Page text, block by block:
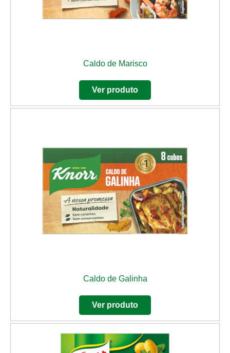
Caldo de Marisco
Ver produto
Caldo de Galinha
Ver produto